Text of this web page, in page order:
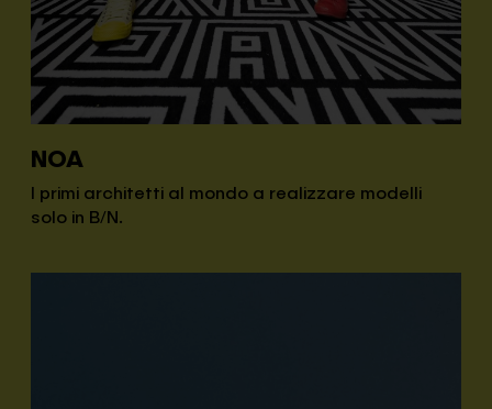
NOA
I primi architetti al mondo a realizzare modelli
solo in B/N.